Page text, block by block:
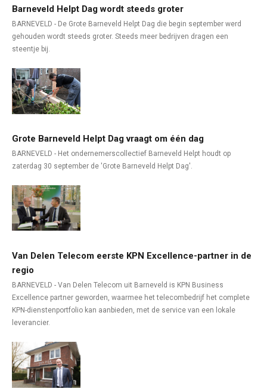
Barneveld Helpt Dag wordt steeds groter
BARNEVELD - De Grote Barneveld Helpt Dag die begin september werd
gehouden wordt steeds groter. Steeds meer bedrijven dragen een
steentje bij.
Grote Barneveld Helpt Dag vraagt om één dag
BARNEVELD - Het ondernemerscollectief Barneveld Helpt houdt op
zaterdag 30 september de 'Grote Barneveld Helpt Dag'.
Van Delen Telecom eerste KPN Excellence-partner in de
regio
BARNEVELD - Van Delen Telecom uit Barneveld is KPN Business
Excellence partner geworden, waarmee het telecombedrijf het complete
KPN-dienstenportfolio kan aanbieden, met de service van een lokale
leverancier.